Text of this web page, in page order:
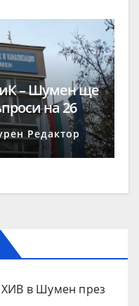
– Шумен ще
на 26
Редактор
ХИВ в Шумен през